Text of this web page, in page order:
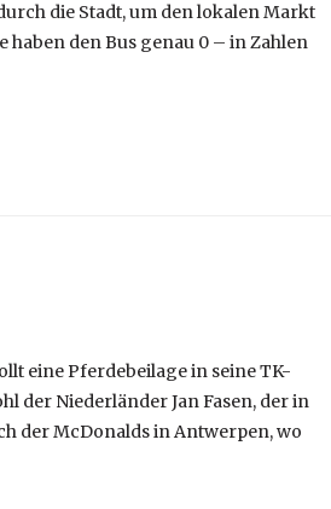
die Stadt, um den lokalen Markt
haben den Bus genau 0 – in Zahlen
eine Pferdebeilage in seine TK-
der Niederländer Jan Fasen, der in
der McDonalds in Antwerpen, wo